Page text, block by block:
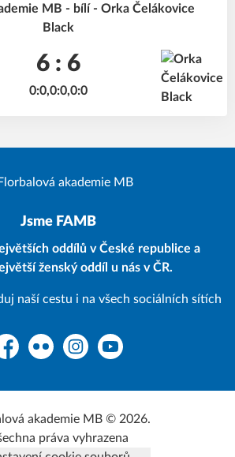
MB - bílí - Orka Čelákovice
Black
6 : 6
0:0,0:0,0:0
Jsme FAMB
oddílů v České republice a
ženský oddíl u nás v ČR.
naší cestu i na všech sociálních sítích
Flickr InstagramYouTube
akademie MB © 2026.
práva vyhrazena